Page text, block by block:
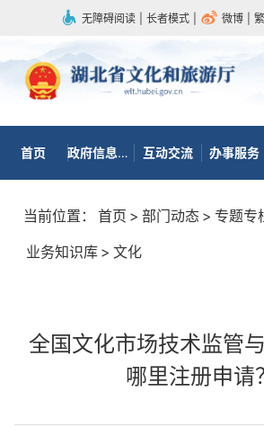
无障碍阅读 长者模式 微博
首页 政府信息公开 互动交流 办事服务
当前位置： 首页 > 部门动态 > 专题专
业务知识库 > 文化
全国文化市场技术监管
哪里注册申请？